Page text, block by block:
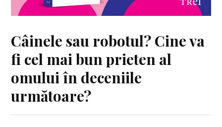
Câinele sau robotul? Cine va
fi cel mai bun prieten al
omului în deceniile
următoare?